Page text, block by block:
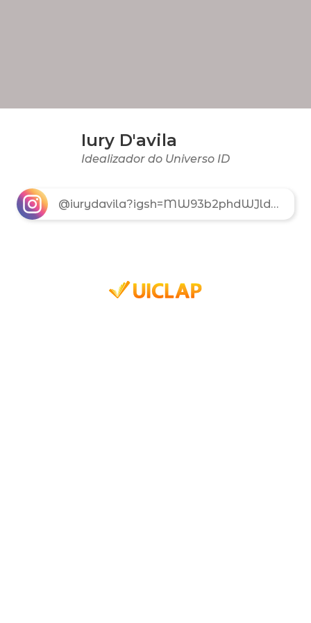
Iury D'avila
Idealizador do Universo ID
@iurydavila?igsh=MW93b2phdWJld3k2Mw==